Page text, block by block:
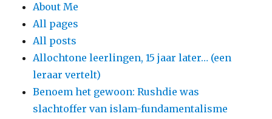
About Me
All pages
All posts
Allochtone leerlingen, 15 jaar later… (een
leraar vertelt)
Benoem het gewoon: Rushdie was
slachtoffer van islam-fundamentalisme